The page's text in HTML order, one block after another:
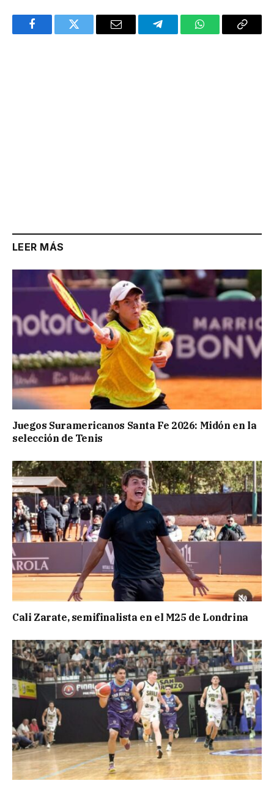
FacebookTwitter Email TelegramWhatsAppCopy
LEER MÁS
Juegos Suramericanos Santa Fe 2026: Midón en la
selección de Tenis
Cali Zarate, semifinalista en el M25 de Londrina